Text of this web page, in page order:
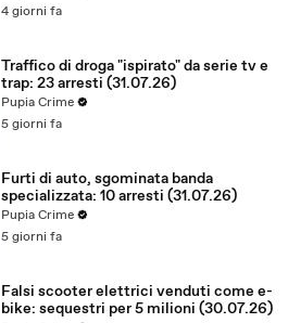
4 giorni fa
Traffico di droga "ispirato" da serie tv e
trap: 23 arresti (31.07.26)
Pupia Crime
5 giorni fa
Furti di auto, sgominata banda
specializzata: 10 arresti (31.07.26)
Pupia Crime
5 giorni fa
Falsi scooter elettrici venduti come e-
bike: sequestri per 5 milioni (30.07.26)